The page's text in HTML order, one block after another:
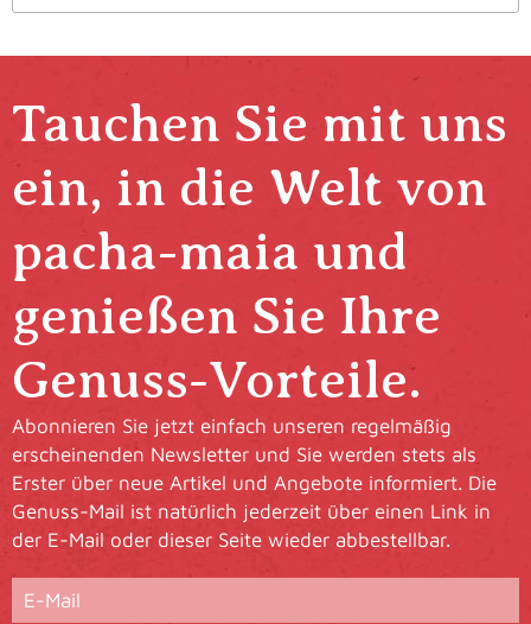
Tauchen Sie mit uns
ein, in die Welt von
pacha-maia und
genießen Sie Ihre
Genuss-Vorteile.
Abonnieren Sie jetzt einfach unseren regelmäßig
erscheinenden Newsletter und Sie werden stets als
Erster über neue Artikel und Angebote informiert. Die
Genuss-Mail ist natürlich jederzeit über einen Link in
der E-Mail oder dieser Seite wieder abbestellbar.